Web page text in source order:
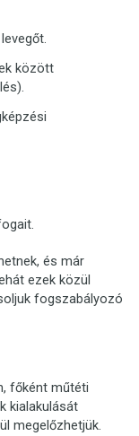
között
és már
ezek közül
fogszabályozó
főként műtéti
kialakulását
megelőzhetjük.